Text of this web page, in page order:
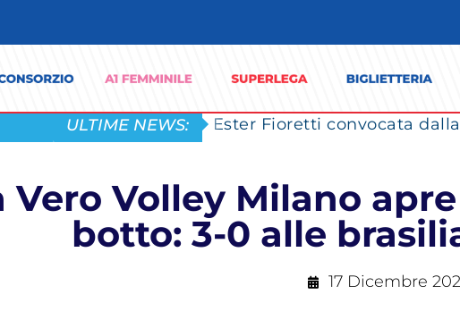
ULTIME NEWS: Ester Fioretti convocata
Vero Volley Milano
botto: 3-0 alle
17 Dicembre